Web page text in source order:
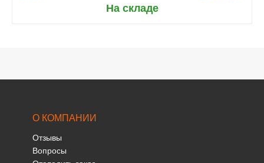
На складе
О КОМПАНИИ
Отзывы
Вопросы